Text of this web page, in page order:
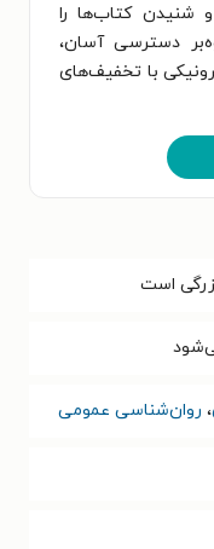
کتاب‌ها را
دسترسی آسان،
با تخفیف‌های
است
، روان‌شناسی عمومی